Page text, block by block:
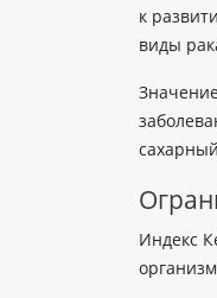
к
виды
Индекс